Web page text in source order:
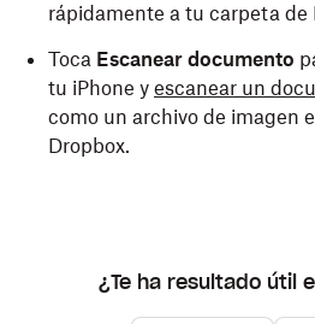
rápidamente a tu carpeta de
Toca Escanear documento
tu iPhone y escanear un
como un archivo de imagen
Dropbox.
¿Te ha resultado útil